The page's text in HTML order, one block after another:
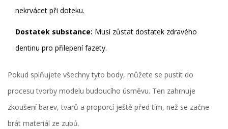
nekrvácet při doteku.
Dostatek substance: Musí zůstat dostatek zdravého
dentinu pro přilepení fazety.
Pokud splňujete všechny tyto body, můžete se pustit do
procesu tvorby modelu budoucího úsměvu. Ten zahrnuje
zkoušení barev, tvarů a proporcí ještě před tím, než se začne
brát materiál ze zubů.